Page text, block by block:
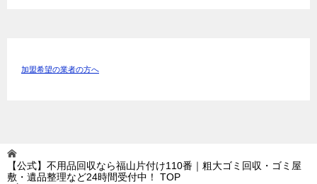
加盟希望の業者の方へ
【公式】不用品回収なら福山片付け110番｜粗大ゴミ回収・ゴミ屋
敷・遺品整理など24時間受付中！
TOP